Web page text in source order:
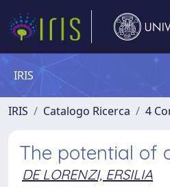
IRIS
IRIS Catalogo Ricerca 4
The potential of
DE LORENZI, ERSILIA